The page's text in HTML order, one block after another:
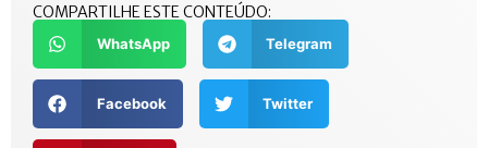
COMPARTILHE ESTE CONTEÚDO:
WhatsApp Telegram
Facebook Twitter